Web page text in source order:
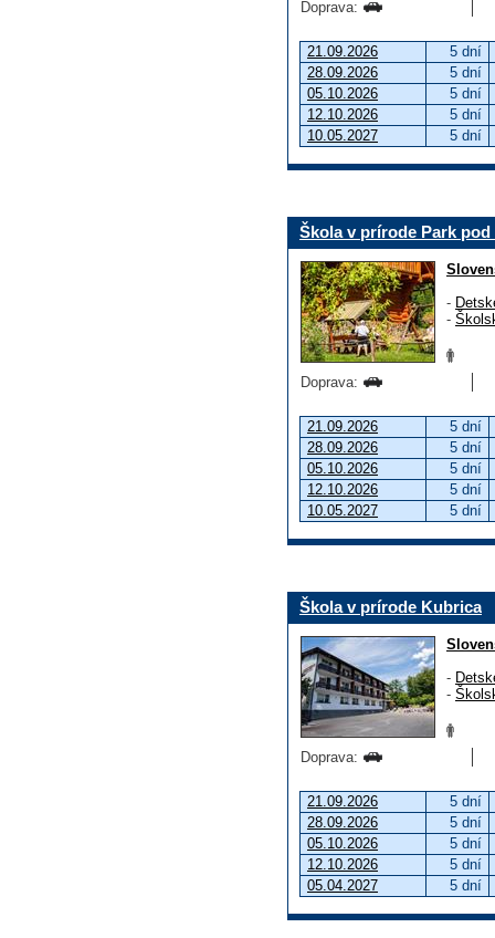
Doprava:
21.09.2026
5 dní
28.09.2026
5 dní
05.10.2026
5 dní
12.10.2026
5 dní
10.05.2027
5 dní
Škola v prírode Park
-
-
Doprava:
21.09.2026
5 dní
28.09.2026
5 dní
05.10.2026
5 dní
12.10.2026
5 dní
10.05.2027
5 dní
Škola v prírode Kubrica
-
-
Doprava:
21.09.2026
5 dní
28.09.2026
5 dní
05.10.2026
5 dní
12.10.2026
5 dní
05.04.2027
5 dní